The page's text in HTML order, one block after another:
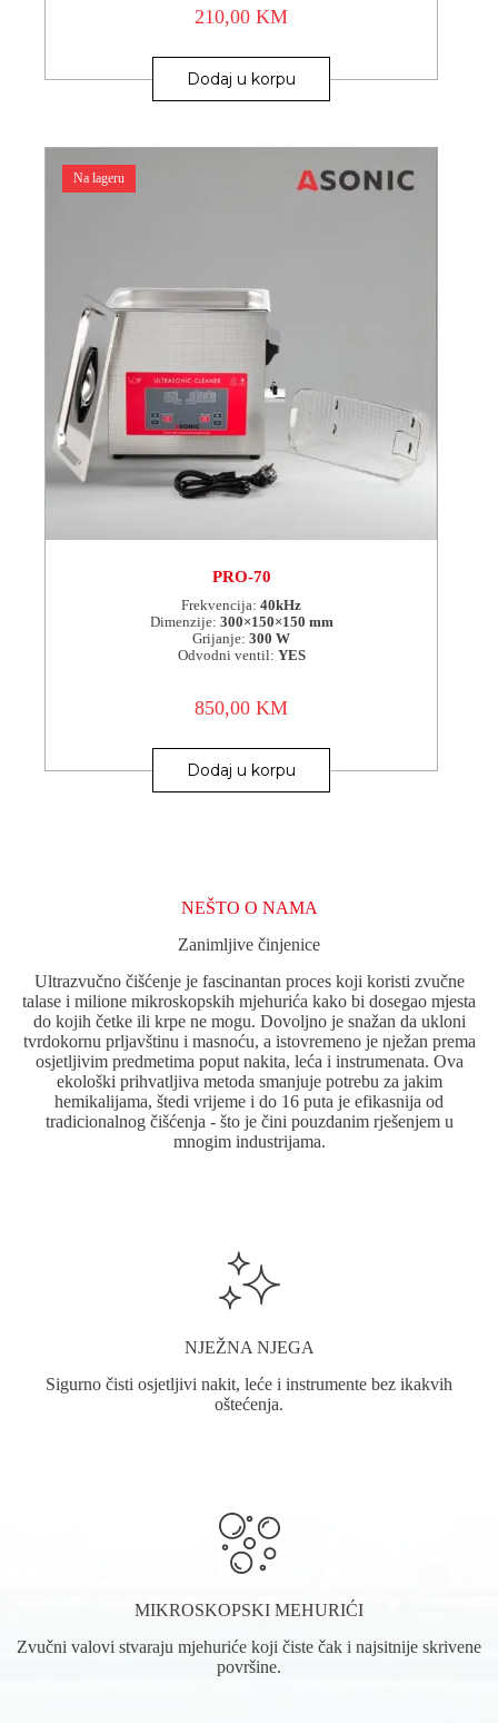
210,00KM
Dodaj u korpu
Na lageru
PRO-70
Frekvencija: 40kHz
Dimenzije: 300×150×150 mm
Grijanje: 300 W
Odvodni ventil: YES
850,00KM
Dodaj u korpu
NEŠTO O NAMA
Zanimljive činjenice
Ultrazvučno čišćenje je fascinantan proces koji koristi zvučne
talase i milione mikroskopskih mjehurića kako bi dosegao mjesta
do kojih četke ili krpe ne mogu. Dovoljno je snažan da ukloni
tvrdokornu prljavštinu i masnoću, a istovremeno je nježan prema
osjetljivim predmetima poput nakita, leća i instrumenata. Ova
ekološki prihvatljiva metoda smanjuje potrebu za jakim
hemikalijama, štedi vrijeme i do 16 puta je efikasnija od
tradicionalnog čišćenja - što je čini pouzdanim rješenjem u
mnogim industrijama.
NJEŽNA NJEGA
Sigurno čisti osjetljivi nakit, leće i instrumente bez ikakvih
oštećenja.
MIKROSKOPSKI MEHURIĆI
Zvučni valovi stvaraju mjehuriće koji čiste čak i najsitnije skrivene
površine.